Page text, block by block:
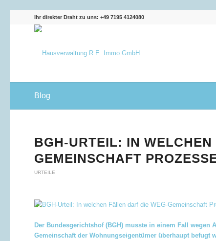
Ihr direkter Draht zu uns: +49 7195 4124080
Blog
BGH-URTEIL: IN
GEMEINSCHAFT
URTEILE
Der Bundesgerichtshof (BGH) musste in einem Fall
Gemeinschaft der Wohnungseigentümer überhaupt befugt